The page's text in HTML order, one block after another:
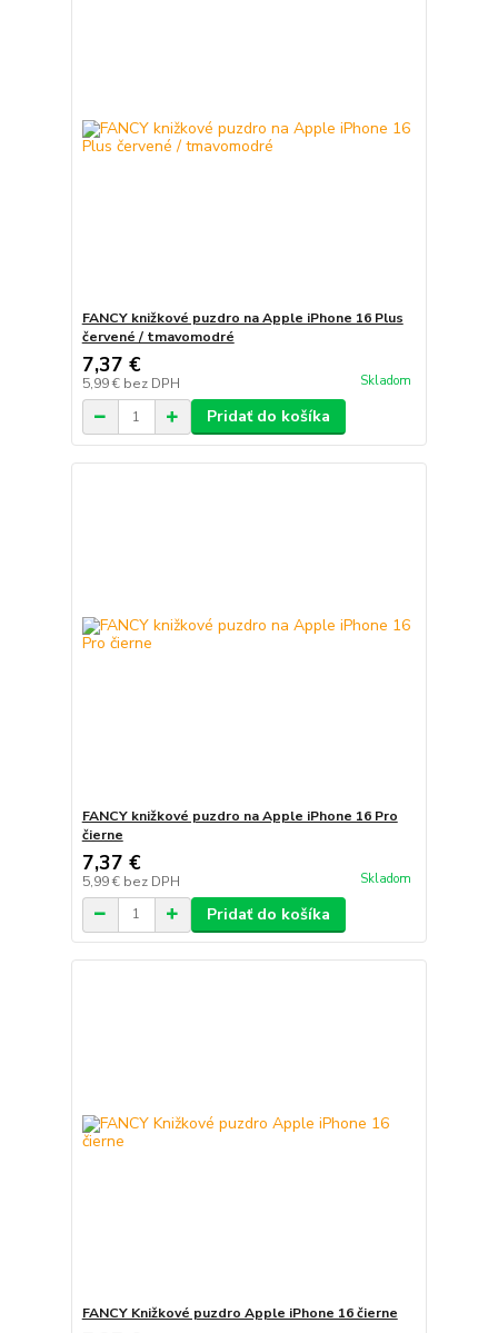
FANCY knižkové puzdro na Apple iPhone 16 Plus
červené / tmavomodré
7,37 €
5,99 € bez DPH Skladom
Pridať do košíka
FANCY knižkové puzdro na Apple iPhone 16 Pro
čierne
7,37 €
5,99 € bez DPH Skladom
Pridať do košíka
FANCY Knižkové puzdro Apple iPhone 16 čierne